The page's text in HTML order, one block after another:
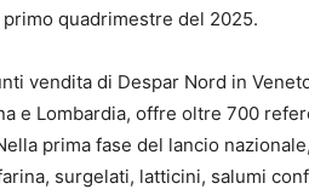
quadrimestre del 2025.
vendita di Despar Nord in
e Lombardia, offre oltre 700
prima fase del lancio
surgelati, latticini, salumi